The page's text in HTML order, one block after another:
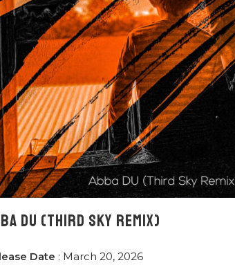
DU (THIRD SKY REMIX)
Date : March 20, 2026